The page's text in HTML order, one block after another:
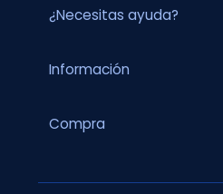
¿Necesitas ayuda?
Información
Compra